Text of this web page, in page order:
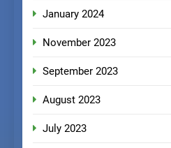
January 2024
November 2023
September 2023
August 2023
July 2023